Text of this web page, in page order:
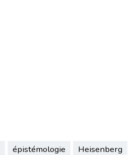
épistémologie
Heisenberg